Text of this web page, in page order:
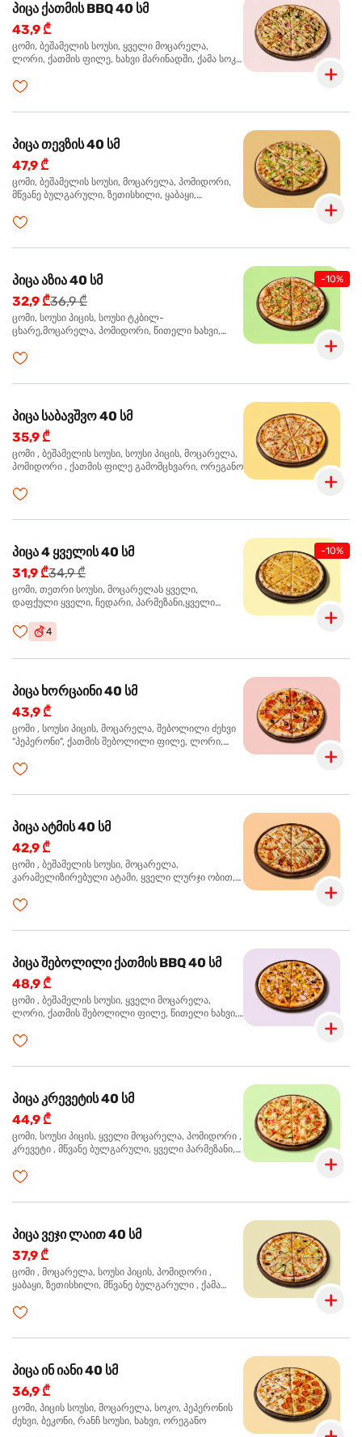
პიცა ქათმის BBQ 40 სმ
43,9 ₾
ცომი, ბეშამელის სოუსი, ყველი მოცარელა,
ლორი, ქათმის ფილე, ხახვი მარინადში, ქამა სოკო
პიცა თევზის 40 სმ
47,9 ₾
ცომი, ბეშამელის სოუსი, მოცარელა, პომიდორი,
მწვანე ბულგარული, ზეთისხილი, ყაბაყი,
ორეგანო
-10%
პიცა აზია 40 სმ
32,9 ₾36,9 ₾
ცომი, სოუსი პიცის, სოუსი ტკბილ-
ცხარე,მოცარელა, პომიდორი, წითელი ხახვი,
სეზამის მარცვლის ნაზავი, ქინძი, ორეგანო
პიცა საბავშვო 40 სმ
35,9 ₾
ცომი , ბეშამელის სოუსი, სოუსი პიცის, მოცარელა,
პომიდორი , ქათმის ფილე გამომცხვარი, ორეგანო
-10%
პიცა 4 ყველის 40 სმ
31,9 ₾34,9 ₾
ცომი, თეთრი სოუსი, მოცარელას ყველი,
დაფქული ყველი, ჩედარი, პარმეზანი,ყველი
4
პიცა ხორცაინი 40 სმ
43,9 ₾
ცომი , სოუსი პიცის, მოცარელა, შებოლილი ძეხვი
"პეპერონი", ქათმის შებოლილი ფილე, ლორი,
პიცა ატმის 40 სმ
42,9 ₾
ცომი , ბეშამელის სოუსი, მოცარელა,
კარამელიზირებული ატამი, ყველი ლურჯი ობით,
პიცა შებოლილი ქათმის BBQ 40 სმ
48,9 ₾
ცომი , ბეშამელის სოუსი, ყველი მოცარელა,
ლორი, ქათმის შებოლილი ფილე, წითელი ხახვი,
ხალაპენიო, ორეგანო
პიცა კრევეტის 40 სმ
44,9 ₾
ცომი, სოუსი პიცის, ყველი მოცარელა, პომიდორი ,
კრევეტი , მწვანე ბულგარული, ყველი პარმეზანი,
პიცა ვეჯი ლაით 40 სმ
37,9 ₾
ცომი , მოცარელა, სოუსი პიცის, პომიდორი ,
ყაბაყი, ზეთისხილი, მწვანე ბულგარული , ქამა
პიცა ინ იანი 40 სმ
36,9 ₾
ცომი, პიცის სოუსი, მოცარელა, სოკო, პეპერონის
ძეხვი, ბეკონი, რანჩ სოუსი, ხახვი, ორეგანო